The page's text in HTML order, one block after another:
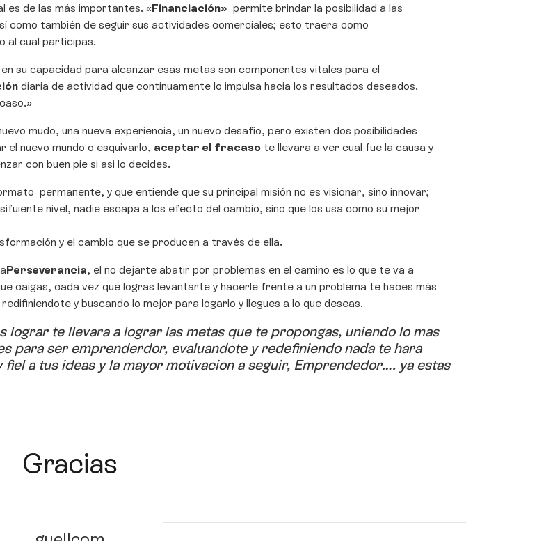
es de las más importantes. «Financiación» permite brindar la posibilidad a las
como también de seguir sus actividades comerciales; esto traera como
al cual participas.
su capacidad para alcanzar esas metas son componentes vitales para el
diaria de actividad que continuamente lo impulsa hacia los resultados deseados.
mudo, una nueva experiencia, un nuevo desafío, pero existen dos posibilidades
nuevo mundo o esquivarlo, aceptar el fracaso te llevara a ver cual fue la causa y
con buen pie si asi lo decides.
permanente, y que entiende que su principal misión no es visionar, sino innovar;
nivel, nadie escapa a los efecto del cambio, sino que los usa como su mejor
y el cambio que se producen a través de ella.
Perseverancia, el no dejarte abatir por problemas en el camino es lo que te va a
caigas, cada vez que logras levantarte y hacerle frente a un problema te haces más
y buscando lo mejor para logarlo y llegues a lo que deseas.
te llevara a lograr las metas que te propongas, uniendo lo mas
para ser emprenderdor, evaluandote y redefiniendo nada te hara
a tus ideas y la mayor motivacion a seguir, Emprendedor…. ya estas
Gracias